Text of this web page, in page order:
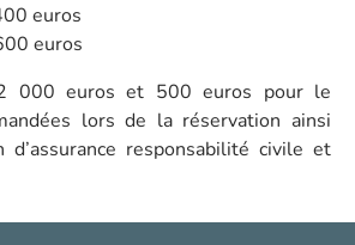
euros
euros
000 euros et 500 euros pour le
lors de la réservation ainsi
d’assurance responsabilité civile et